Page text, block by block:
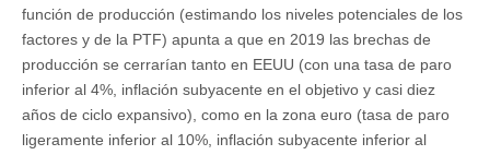
función de producción (estimando los niveles potenciales de los
factores y de la PTF) apunta a que en 2019 las brechas de
producción se cerrarían tanto en EEUU (con una tasa de paro
inferior al 4%, inflación subyacente en el objetivo y casi diez
años de ciclo expansivo), como en la zona euro (tasa de paro
ligeramente inferior al 10%, inflación subyacente inferior al